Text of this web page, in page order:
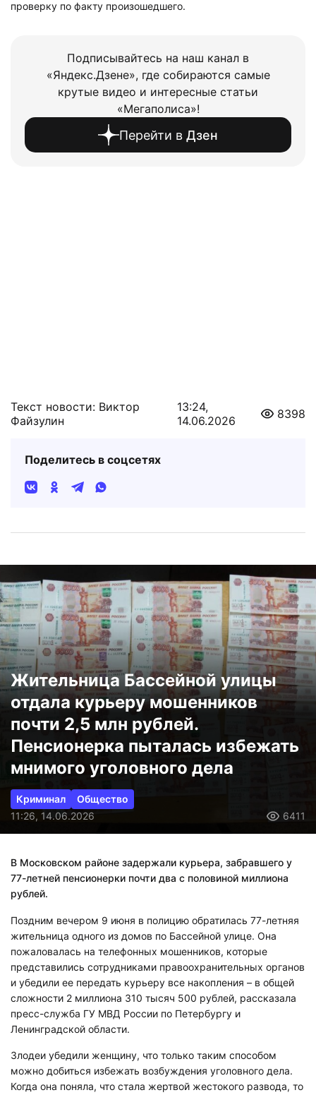
проверку по факту произошедшего.
Подписывайтесь на наш канал в
«Яндекс.Дзене», где собираются самые
крутые видео и интересные статьи
«Мегаполиса»!
Перейти в Дзен
Текст новости: Виктор
Файзулин
13:24,
14.06.2026
8398
Поделитесь в соцсетях
Жительница Бассейной улицы
отдала курьеру мошенников
почти 2,5 млн рублей.
Пенсионерка пыталась избежать
мнимого уголовного дела
Криминал
Общество
11:26, 14.06.2026
6411
В Московском районе задержали курьера, забравшего у
77-летней пенсионерки почти два с половиной миллиона
рублей.
Поздним вечером 9 июня в полицию обратилась 77-летняя
жительница одного из домов по Бассейной улице. Она
пожаловалась на телефонных мошенников, которые
представились сотрудниками правоохранительных органов
и убедили ее передать курьеру все накопления – в общей
сложности 2 миллиона 310 тысяч 500 рублей, рассказала
пресс-служба ГУ МВД России по Петербургу и
Ленинградской области.
Злодеи убедили женщину, что только таким способом
можно добиться избежать возбуждения уголовного дела.
Когда она поняла, что стала жертвой жестокого развода, то